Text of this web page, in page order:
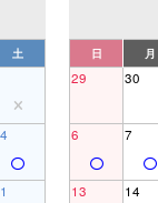
土 日 月
29 30
6 7
13 14